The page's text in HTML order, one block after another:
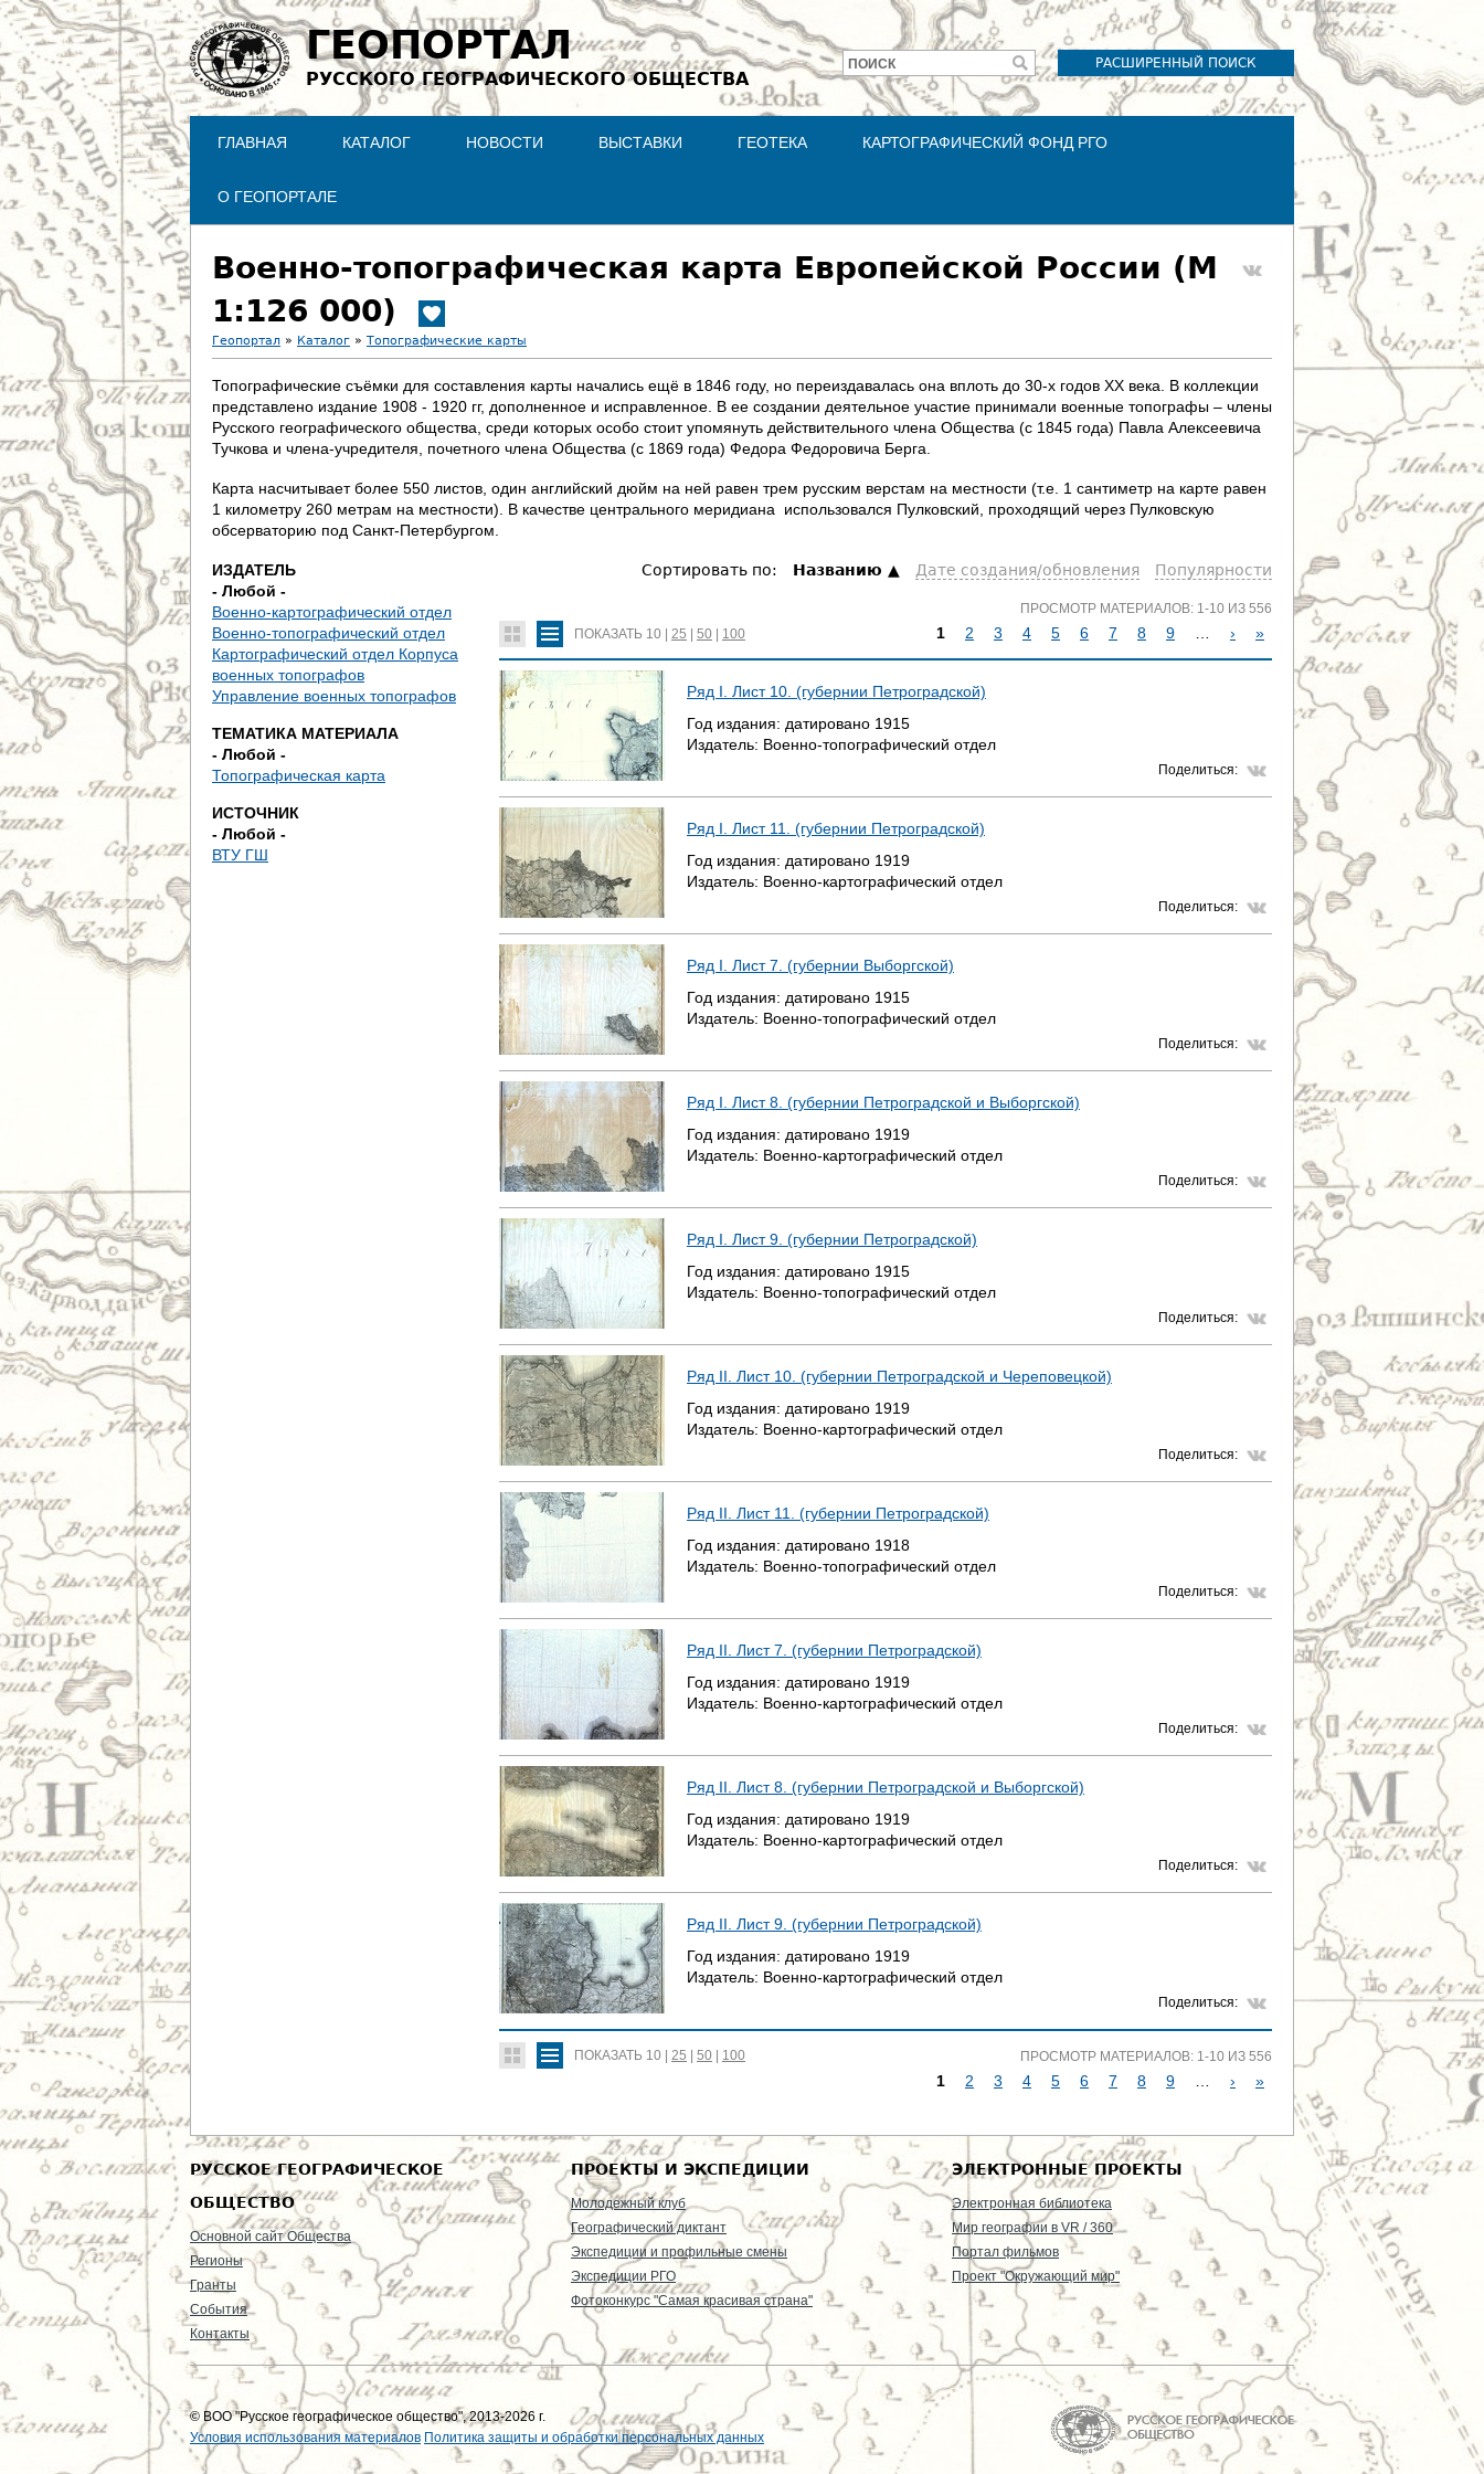
Jump to navigation
ГЕОПОРТАЛ
РУССКОГО ГЕОГРАФИЧЕСКОГО ОБЩЕСТВА
РАСШИРЕННЫЙ ПОИСК
Форма
поиска
ПОИСК
ГЛАВНАЯ КАТАЛОГ НОВОСТИ ВЫСТАВКИ ГЕОТЕКА КАРТОГРАФИЧЕСКИЙ ФОНД РГО
О ГЕОПОРТАЛЕ
Военно-топографическая карта Европейской России (М
1:126 000)
В
ы
з
д
с
ь
Геопортал » Каталог » Топографические карты
Топографические съёмки для составления карты начались ещё в 1846 году, но переиздавалась она вплоть до 30-х годов XX века. В коллекции
представлено издание 1908 - 1920 гг, дополненное и исправленное. В ее создании деятельное участие принимали военные топографы – члены
Русского географического общества, среди которых особо стоит упомянуть действительного члена Общества (с 1845 года) Павла Алексеевича
Тучкова и члена-учредителя, почетного члена Общества (с 1869 года) Федора Федоровича Берга.
Карта насчитывает более 550 листов, один английский дюйм на ней равен трем русским верстам на местности (т.е. 1 сантиметр на карте равен
1 километру 260 метрам на местности). В качестве центрального меридиана использовался Пулковский, проходящий через Пулковскую
обсерваторию под Санкт-Петербургом.
ИЗДАТЕЛЬ
- Любой -
Военно-картографический отдел
Военно-топографический отдел
Картографический отдел Корпуса
военных топографов
Управление военных топографов
ТЕМАТИКА МАТЕРИАЛА
- Любой -
Топографическая карта
ИСТОЧНИК
- Любой -
ВТУ ГШ
Сортировать по: Hазванию Дате создания/обновления Популярности
ПОКАЗАТЬ 10 | 25 | 50 | 100
ПРОСМОТР МАТЕРИАЛОВ: 1-10 ИЗ 556
С
Р
А
Н
И
Ы
1 2 3 4 5 6 7 8 9 › »
Ряд I. Лист 10. (губернии Петроградской)
Год издания: датировано 1915
Издатель: Военно-топографический отдел
Поделиться:
Ряд I. Лист 11. (губернии Петроградской)
Год издания: датировано 1919
Издатель: Военно-картографический отдел
Поделиться:
Ряд I. Лист 7. (губернии Выборгской)
Год издания: датировано 1915
Издатель: Военно-топографический отдел
Поделиться:
Ряд I. Лист 8. (губернии Петроградской и Выборгской)
Год издания: датировано 1919
Издатель: Военно-картографический отдел
Поделиться:
Ряд I. Лист 9. (губернии Петроградской)
Год издания: датировано 1915
Издатель: Военно-топографический отдел
Поделиться:
Ряд II. Лист 10. (губернии Петроградской и Череповецкой)
Год издания: датировано 1919
Издатель: Военно-картографический отдел
Поделиться:
Ряд II. Лист 11. (губернии Петроградской)
Год издания: датировано 1918
Издатель: Военно-топографический отдел
Поделиться:
Ряд II. Лист 7. (губернии Петроградской)
Год издания: датировано 1919
Издатель: Военно-картографический отдел
Поделиться:
Ряд II. Лист 8. (губернии Петроградской и Выборгской)
Год издания: датировано 1919
Издатель: Военно-картографический отдел
Поделиться:
Ряд II. Лист 9. (губернии Петроградской)
Год издания: датировано 1919
Издатель: Военно-картографический отдел
Поделиться:
ПОКАЗАТЬ 10 | 25 | 50 | 100 ПРОСМОТР МАТЕРИАЛОВ: 1-10 ИЗ 556
Т
Р
А
Н
И
Ц
Ы
1 2 3 4 5 6 7 8 9 › »
РУССКОЕ ГЕОГРАФИЧЕСКОЕ
ОБЩЕСТВО
Основной сайт Общества
Регионы
Гранты
События
Контакты
ПРОЕКТЫ И ЭКСПЕДИЦИИ
Молодежный клуб
Географический диктант
Экспедиции и профильные смены
Экспедиции РГО
Фотоконкурс "Самая красивая страна"
ЭЛЕКТРОННЫЕ ПРОЕКТЫ
Электронная библиотека
Мир географии в VR / 360
Портал фильмов
Проект "Окружающий мир"
© ВОО "Русское географическое общество", 2013-2026 г.
Условия использования материалов Политика защиты и обработки персональных данных